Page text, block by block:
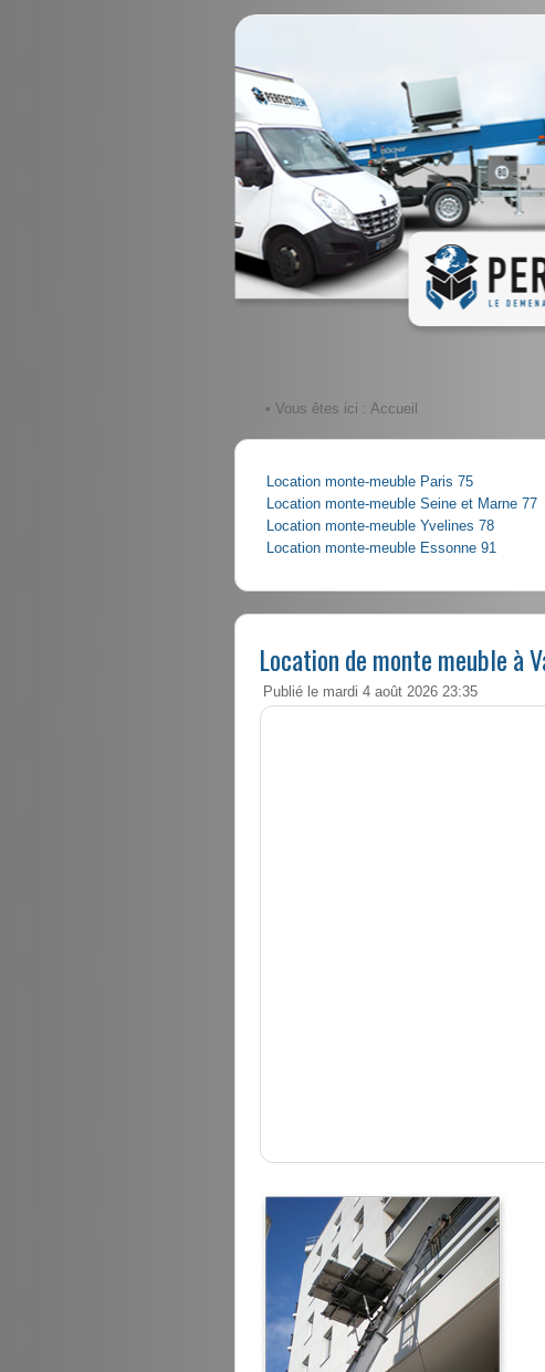
• Vous êtes ici : Accueil
Location monte-meuble Paris 75
Location monte-meuble Seine et Marne 77
Location monte-meuble Yvelines 78
Location monte-meuble Essonne 91
Location de monte meuble à
Publié le mardi 4 août 2026 23:35